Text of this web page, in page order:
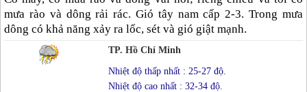
mưa rào và dông rải rác. Gió tây nam cấp 2-3. Trong mưa
dông có khả năng xảy ra lốc, sét và gió giật mạnh.
TP. Hồ Chí Minh
Nhiệt độ thấp nhất : 25-27 độ.
Nhiệt độ cao nhất : 32-34 độ.